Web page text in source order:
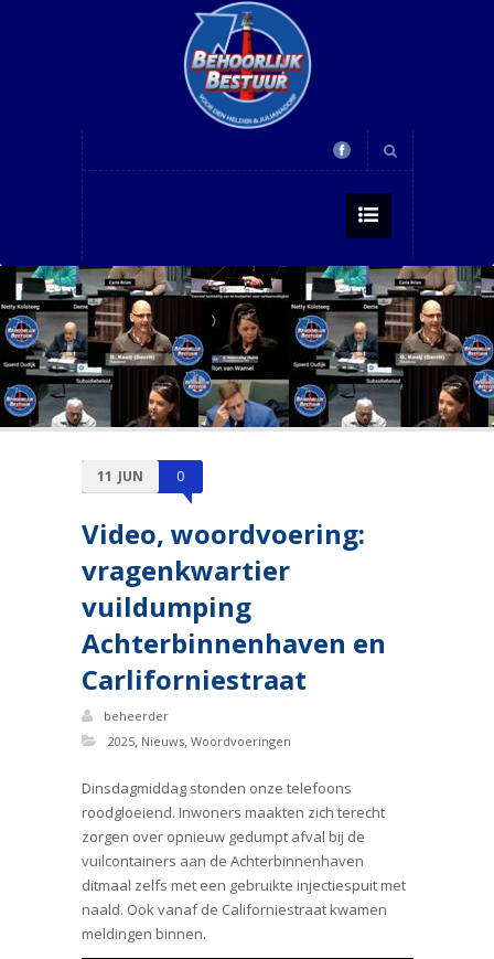
11 JUN 0
Video, woordvoering:
vragenkwartier
vuildumping
Achterbinnenhaven en
Carliforniestraat
beheerder
2025, Nieuws, Woordvoeringen
Dinsdagmiddag stonden onze telefoons
roodgloeiend. Inwoners maakten zich terecht
zorgen over opnieuw gedumpt afval bij de
vuilcontainers aan de Achterbinnenhaven
ditmaal zelfs met een gebruikte injectiespuit met
naald. Ook vanaf de Californiestraat kwamen
meldingen binnen.